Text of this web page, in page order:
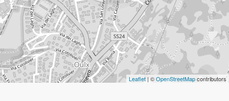
Leaflet | ©OpenStreetMapcontributors